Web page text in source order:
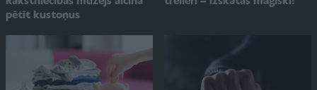
pētīt kustoņus